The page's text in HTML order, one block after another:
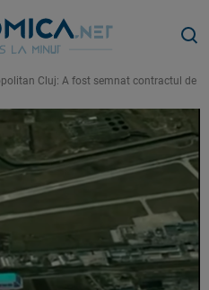
Cluj: A fost semnat contractul de